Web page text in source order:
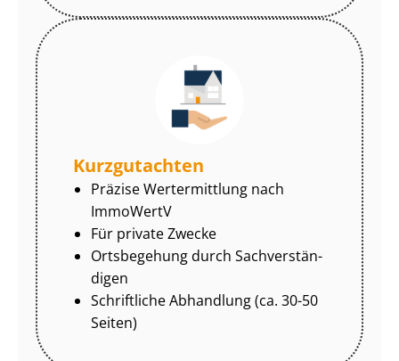
Kurzgutachten
Präzise Wertermittlung nach
ImmoWertV
Für private Zwecke
Ortsbegehung durch Sach­ver­stän­
di­gen
Schriftliche Abhandlung (ca. 30-50
Seiten)